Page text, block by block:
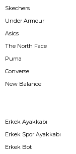
Skechers
Under Armour
Asics
The North Face
Puma
Converse
New Balance
Erkek Ayakkabı
Erkek Spor Ayakkabı
Erkek Bot